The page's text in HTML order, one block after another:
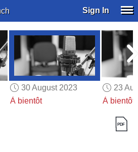
Sign In
30 August 2023
À bientôt
23
À bientôt